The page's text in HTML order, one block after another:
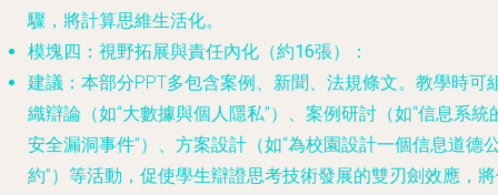
驟，將計算思維生活化。
模塊四：視野拓展與責任內化（約16張）
：
建議 ：本部分PPT多包含案例、新聞、法規條文。教學時可
織辯論（如“大數據與個人隱私”）、案例研討（如“信息系統
安全漏洞事件”）、方案設計（如“為校園設計一個信息道德
約”）等活動，促使學生辯證思考技術發展的雙刃劍效應，